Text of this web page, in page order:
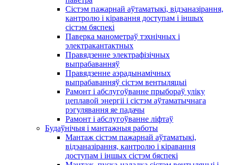
Сістэм пажарнай аўтаматыкі, відэаназірання,
кантролю і кіравання доступам і іншых
сістэм бяспекі
Паверка манометраў тэхнічных і
электракантактных
Правядзенне электрафізічных
выпрабаванняў
Правядзенне аэрадынамічных
выпрабаванняў сістэм вентыляцыі
Рамонт і абслугоўванне прыбораў уліку
цеплавой энергіі і сістэм аўтаматычнага
рэгулявання яе падачы
Рамонт і абслугоўванне ліфтаў
Будаўнічыя і мантажныя работы
Мантаж сістэм пажарнай аўтаматыкі,
відэаназірання, кантролю і кіравання
доступам і іншых сістэм бяспекі